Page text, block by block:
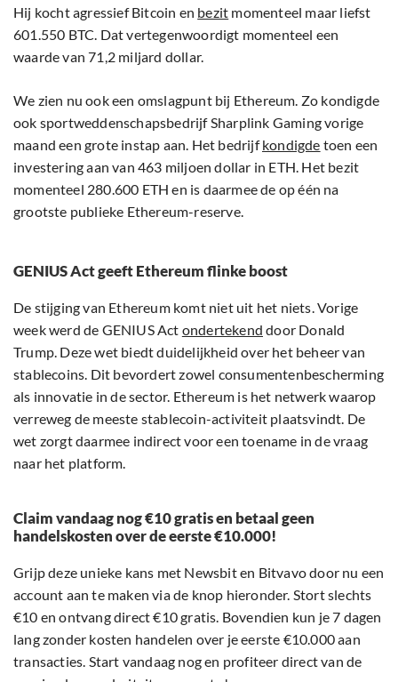
Hij kocht agressief Bitcoin en bezit momenteel maar liefst
601.550 BTC. Dat vertegenwoordigt momenteel een
waarde van 71,2 miljard dollar.
We zien nu ook een omslagpunt bij Ethereum. Zo kondigde
ook sportweddenschapsbedrijf Sharplink Gaming vorige
maand een grote instap aan. Het bedrijfkondigde toen een
investering aan van 463 miljoen dollar in ETH. Het bezit
momenteel 280.600 ETH en is daarmee de op één na
grootste publieke Ethereum-reserve.
GENIUS Act geeft Ethereum flinke boost
De stijging van Ethereum komt niet uit het niets. Vorige
week werd de GENIUS Act ondertekend door Donald
Trump. Deze wet biedt duidelijkheid over het beheer van
stablecoins. Dit bevordert zowel consumentenbescherming
als innovatie in de sector. Ethereum is het netwerk waarop
verreweg de meeste stablecoin-activiteit plaatsvindt. De
wet zorgt daarmee indirect voor een toename in de vraag
naar het platform.
Claim vandaag nog €10 gratis en betaal geen
handelskosten over de eerste €10.000!
Grijp deze unieke kans met Newsbit en Bitvavo door nu een
account aan te maken via de knop hieronder. Stort slechts
€10 en ontvang direct €10 gratis. Bovendien kun je 7 dagen
lang zonder kosten handelen over je eerste €10.000 aan
transacties. Start vandaag nog en profiteer direct van de